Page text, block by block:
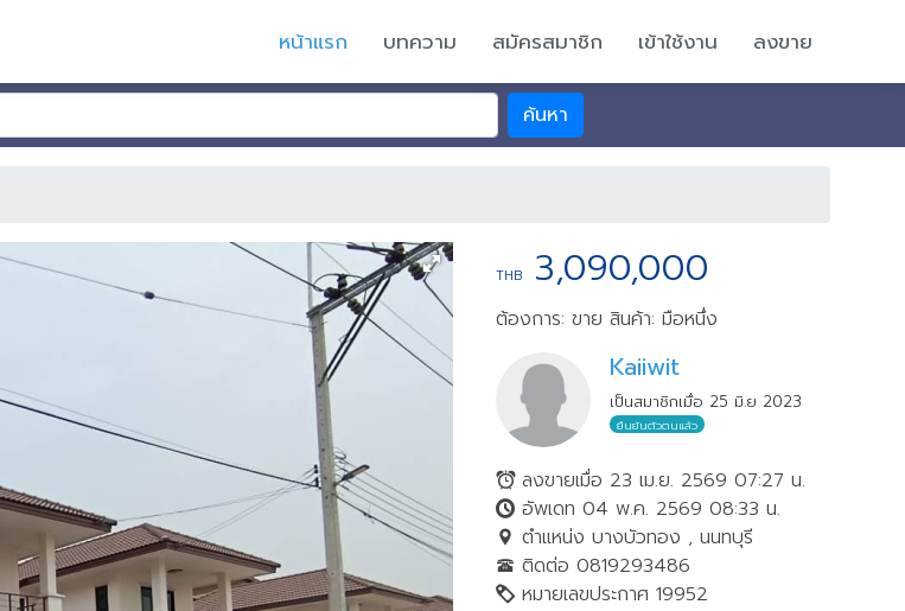
หน้าแรก บทความ สมัครสมาชิก เข้าใช้งาน ลงขาย
ค้นหา
THB 3,090,000
ต้องการ: ขาย สินค้า: มือหนึ่ง
Kaiiwit
เป็นสมาชิกเมื่อ 25 มิ.ย 2023
ยืนยันตัวตนแล้ว
ลงขายเมื่อ 23 เม.ย. 2569 07:27 น.
อัพเดท 04 พ.ค. 2569 08:33 น.
ตำแหน่ง บางบัวทอง , นนทบุรี
ติดต่อ 0819293486
หมายเลขประกาศ 19952